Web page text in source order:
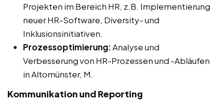
Projekten im Bereich HR, z.B. Implementierung
neuer HR-Software, Diversity- und
Inklusionsinitiativen.
Prozessoptimierung:Analyse und
Verbesserung von HR-Prozessen und -Abläufen
in Altomünster, M.
Kommunikation und Reporting